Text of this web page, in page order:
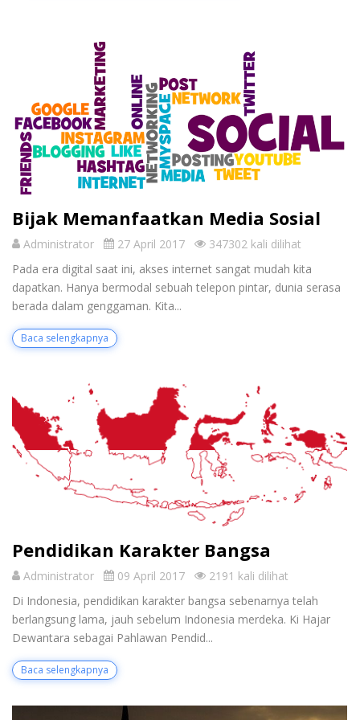
Bijak Memanfaatkan Media Sosial
Administrator 27 April 2017
347302 kali dilihat
Pada era digital saat ini, akses internet sangat mudah kita
dapatkan. Hanya bermodal sebuah telepon pintar, dunia serasa
berada dalam genggaman. Kita...
Baca selengkapnya
Pendidikan Karakter Bangsa
Administrator 09 April 2017
2191 kali dilihat
Di Indonesia, pendidikan karakter bangsa sebenarnya telah
berlangsung lama, jauh sebelum Indonesia merdeka. Ki Hajar
Dewantara sebagai Pahlawan Pendid...
Baca selengkapnya